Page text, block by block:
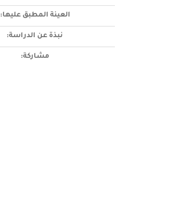
العينة المطبق عليها:
نبذة عن الدراسة:
مشاركة: